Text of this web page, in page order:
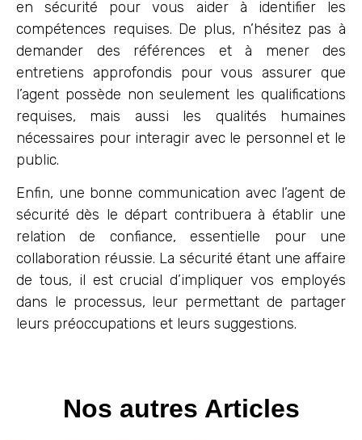
en sécurité pour vous aider à identifier les
compétences requises. De plus, n’hésitez pas à
demander des références et à mener des
entretiens approfondis pour vous assurer que
l’agent possède non seulement les qualifications
requises, mais aussi les qualités humaines
nécessaires pour interagir avec le personnel et le
public.
Enfin, une bonne communication avec l’agent de
sécurité dès le départ contribuera à établir une
relation de confiance, essentielle pour une
collaboration réussie. La sécurité étant une affaire
de tous, il est crucial d’impliquer vos employés
dans le processus, leur permettant de partager
leurs préoccupations et leurs suggestions.
Nos autres Articles